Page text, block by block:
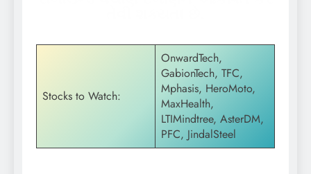
Stocks to Watch:
OnwardTech,
GabionTech, TFC,
Mphasis, HeroMoto,
MaxHealth,
LTIMindtree, AsterDM,
PFC, JindalSteel